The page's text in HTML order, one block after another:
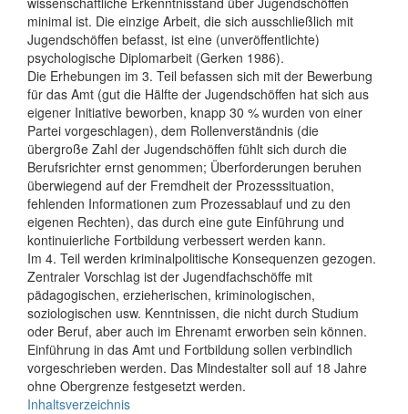
minimal ist. Die einzige Arbeit, die sich ausschließlich mit
Jugendschöffen befasst, ist eine (unveröffentlichte)
psychologische Diplomarbeit (Gerken 1986).
Die Erhebungen im 3. Teil befassen sich mit der Bewerbung
für das Amt (gut die Hälfte der Jugendschöffen hat sich aus
eigener Initiative beworben, knapp 30 % wurden von einer
Partei vorgeschlagen), dem Rollenverständnis (die
übergroße Zahl der Jugendschöffen fühlt sich durch die
Berufsrichter ernst genommen; Überforderungen beruhen
überwiegend auf der Fremdheit der Prozesssituation,
fehlenden Informationen zum Prozessablauf und zu den
eigenen Rechten), das durch eine gute Einführung und
kontinuierliche Fortbildung verbessert werden kann.
Im 4. Teil werden kriminalpolitische Konsequenzen gezogen.
Zentraler Vorschlag ist der Jugendfachschöffe mit
pädagogischen, erzieherischen, kriminologischen,
soziologischen usw. Kenntnissen, die nicht durch Studium
oder Beruf, aber auch im Ehrenamt erworben sein können.
Einführung in das Amt und Fortbildung sollen verbindlich
vorgeschrieben werden. Das Mindestalter soll auf 18 Jahre
ohne Obergrenze festgesetzt werden.
Inhaltsverzeichnis